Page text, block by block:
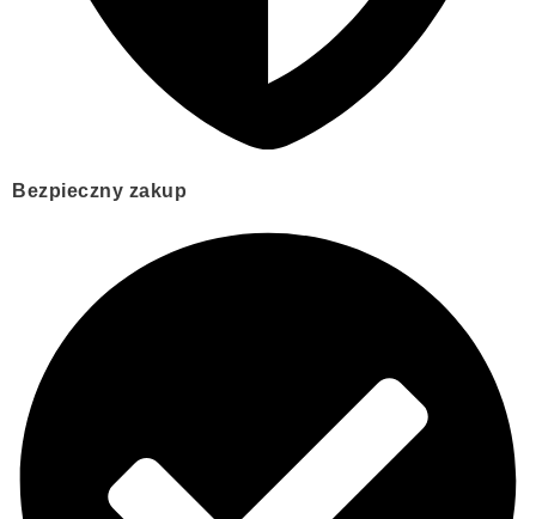
Bezpieczny zakup